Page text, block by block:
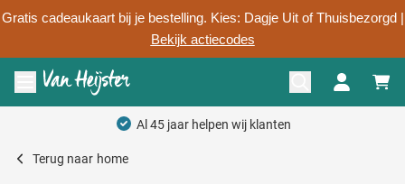
Gratis cadeaukaart bij je bestelling. Kies: Dagje Uit of Thuisbezorgd |
Bekijk actiecodes
Ga naar de inhoud
Menu openen
Al 45 jaar helpen wij klanten
Terug naar home